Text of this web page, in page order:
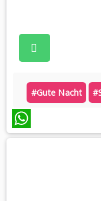
#gute Nacht
WhatsApp